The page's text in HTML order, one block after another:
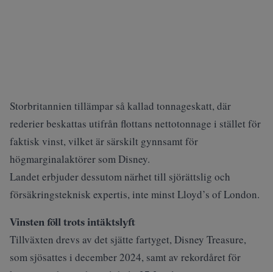
Storbritannien tillämpar så kallad tonnageskatt, där
rederier beskattas utifrån flottans nettotonnage i stället för
faktisk vinst, vilket är särskilt gynnsamt för
högmarginalaktörer som Disney.
Landet erbjuder dessutom närhet till sjörättslig och
försäkringsteknisk expertis, inte minst Lloyd’s of London.
Vinsten föll trots intäktslyft
Tillväxten drevs av det sjätte fartyget, Disney Treasure,
som sjösattes i december 2024, samt av rekordåret för